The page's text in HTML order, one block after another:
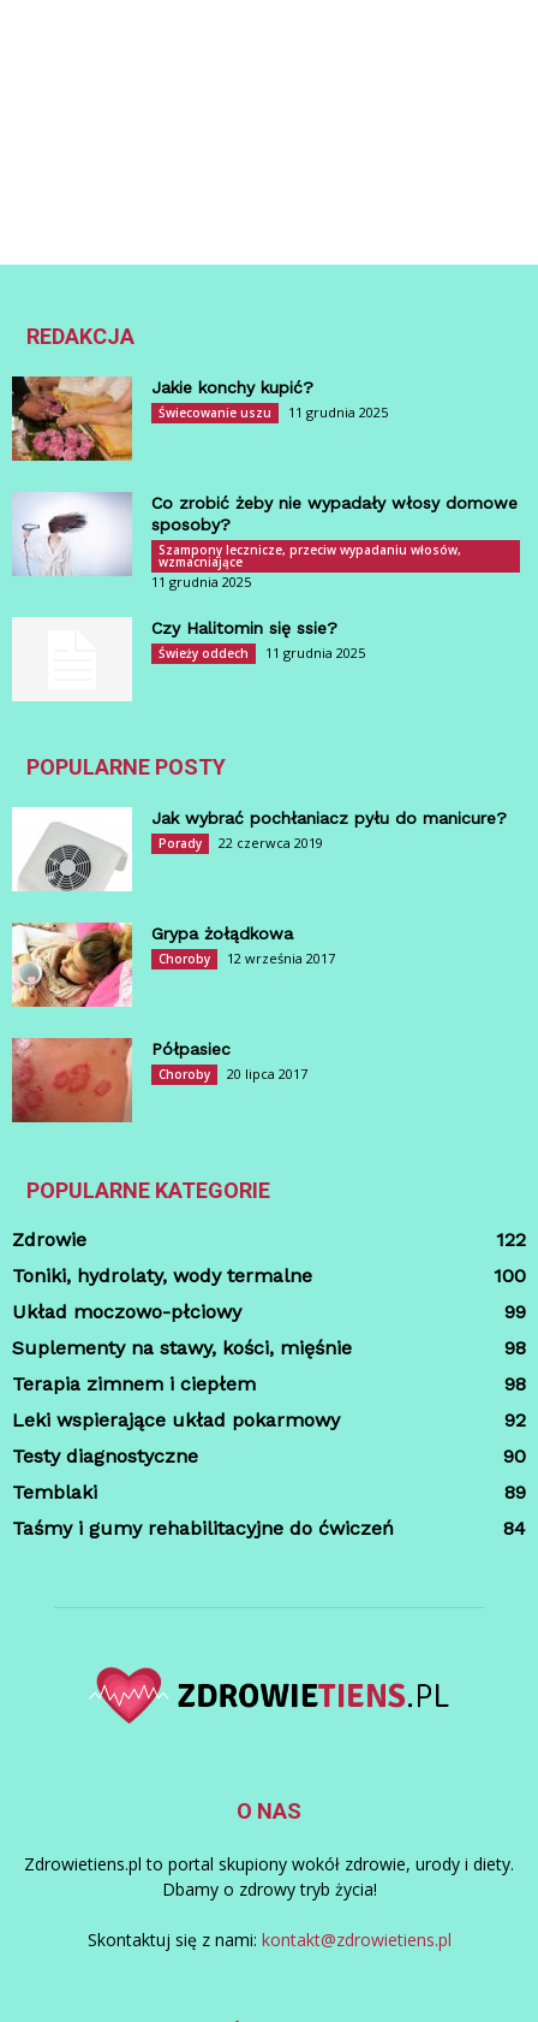
REDAKCJA
Jakie konchy kupić?
Świecowanie uszu 11 grudnia 2025
Co zrobić żeby nie wypadały włosy domowe
sposoby?
Szampony lecznicze, przeciw wypadaniu włosów,
wzmacniające
11 grudnia 2025
Czy Halitomin się ssie?
Świeży oddech 11 grudnia 2025
POPULARNE POSTY
Jak wybrać pochłaniacz pyłu do manicure?
Porady 22 czerwca 2019
Grypa żołądkowa
Choroby 12 września 2017
Półpasiec
Choroby 20 lipca 2017
POPULARNE KATEGORIE
Zdrowie
122
Toniki, hydrolaty, wody termalne
100
Układ moczowo-płciowy
99
Suplementy na stawy, kości, mięśnie
98
Terapia zimnem i ciepłem
98
Leki wspierające układ pokarmowy
92
Testy diagnostyczne
90
Temblaki
89
Taśmy i gumy rehabilitacyjne do ćwiczeń
84
O NAS
Zdrowietiens.pl to portal skupiony wokół zdrowie, urody i diety.
Dbamy o zdrowy tryb życia!
Skontaktuj się z nami: kontakt@zdrowietiens.pl